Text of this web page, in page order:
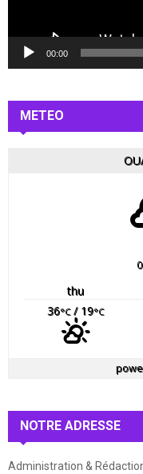
d
o
00:00
METEO
thu
36°C/ 19°C
NOTRE ADRESSE
Administration &